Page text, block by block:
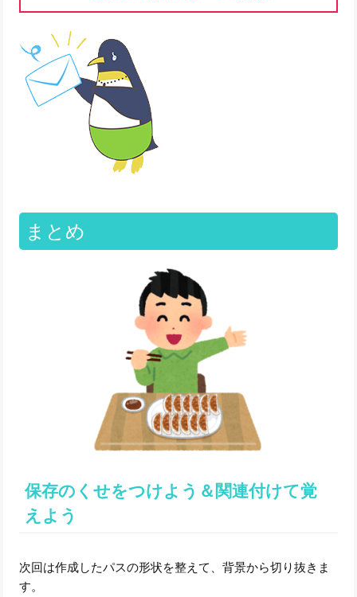
まとめ
保存のくせをつけよう＆関連付けて覚
えよう
次回は作成したパスの形状を整えて、背景から切り抜きま
す。